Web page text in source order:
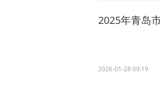
2025年青岛
2026-01-28 09:19